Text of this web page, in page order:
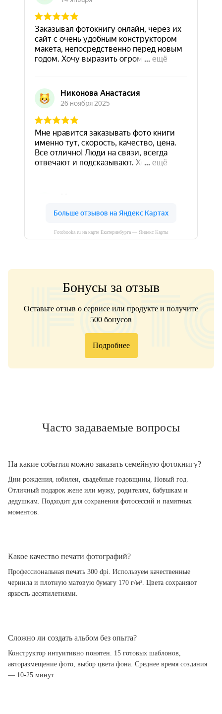
Fotobooka.ru на карте Екатеринбурга — Яндекс Карты
Бонусы за отзыв
Оставьте отзыв о сервисе или продукте и получите
500 бонусов
Подробнее
Часто задаваемые вопросы
На какие события можно заказать семейную фотокнигу?
Дни рождения, юбилеи, свадебные годовщины, Новый год.
Отличный подарок жене или мужу, родителям, бабушкам и
дедушкам. Подходит для сохранения фотосессий и памятных
моментов.
Какое качество печати фотографий?
Профессиональная печать 300 dpi. Используем качественные
чернила и плотную матовую бумагу 170 г/м². Цвета сохраняют
яркость десятилетиями.
Сложно ли создать альбом без опыта?
Конструктор интуитивно понятен. 15 готовых шаблонов,
авторазмещение фото, выбор цвета фона. Среднее время создания
— 10-25 минут.